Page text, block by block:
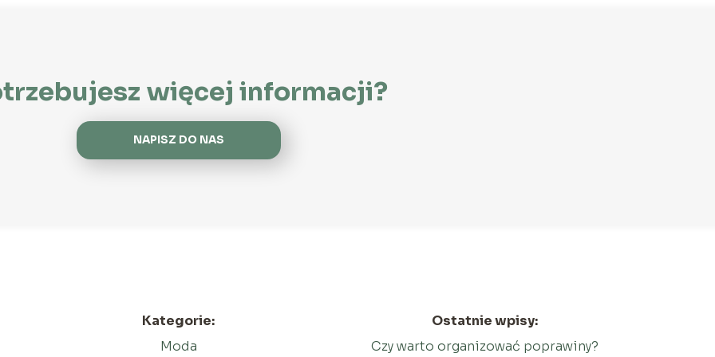
więcej informacji?
NAPISZ DO NAS
Kategorie:
Moda
Ostatnie wpisy:
Czy warto organizować poprawiny?